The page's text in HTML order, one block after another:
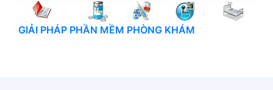
GIẢI PHÁP PHẦN MỀM PHÒNG KHÁM